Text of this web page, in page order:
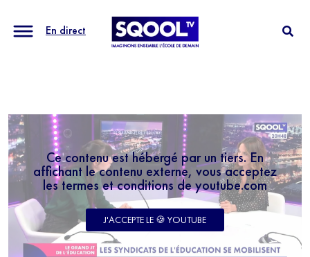
En direct
Ce contenu est hébergé par un tiers. En
affichant le contenu externe, vous acceptez
les termes et conditions de youtube.com
J'ACCEPTE LE 🍪 YOUTUBE